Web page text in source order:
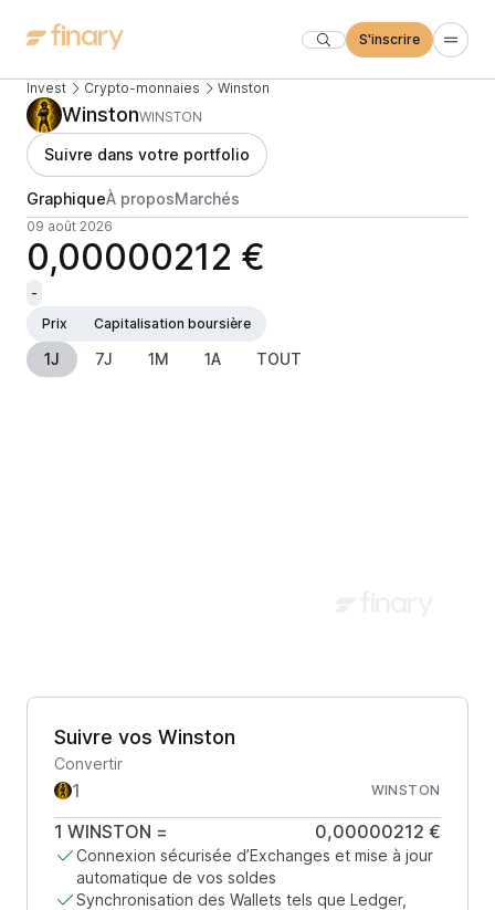
S'inscrire
Invest Crypto-monnaies Winston
WinstonWINSTON
Suivre dans votre portfolio
GraphiqueÀ proposMarchés
09 août 2026
0,00000212 €
-
Prix
Capitalisation boursière
1J 7J 1M 1A TOUT
Suivre vos Winston
Convertir
WINSTON
1 WINSTON = 0,00000212 €
Connexion sécurisée d’Exchanges et mise à jour
automatique de vos soldes
Synchronisation des Wallets tels que Ledger,